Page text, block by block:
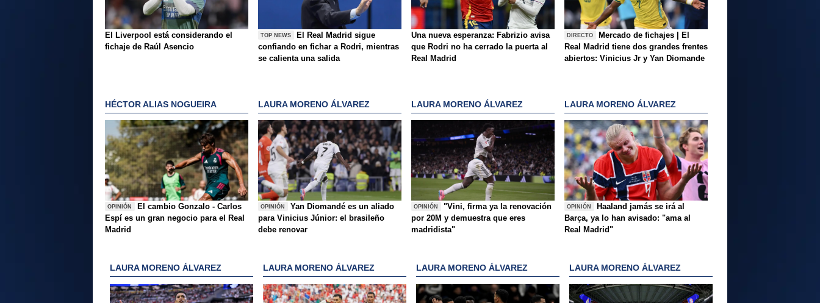
El Liverpool está considerando el
fichaje de Raúl Asencio
TOP NEWS
El Real Madrid sigue
confiando en fichar a Rodri, mientras
se calienta una salida
Una nueva esperanza: Fabrizio avisa
que Rodri no ha cerrado la puerta al
Real Madrid
DIRECTO
Mercado de fichajes | El
Real Madrid tiene dos grandes frentes
abiertos: Vinicius Jr y Yan Diomande
HÉCTOR ALIAS NOGUEIRA
OPINIÓN
El cambio Gonzalo - Carlos
Espí es un gran negocio para el Real
Madrid
LAURA MORENO ÁLVAREZ
OPINIÓN
Yan Diomandé es un aliado
para Vinicius Júnior: el brasileño
debe renovar
LAURA MORENO ÁLVAREZ
OPINIÓN
"Vini, firma ya la renovación
por 20M y demuestra que eres
madridista"
LAURA MORENO ÁLVAREZ
OPINIÓN
Haaland jamás se irá al
Barça, ya lo han avisado: "ama al
Real Madrid"
LAURA MORENO ÁLVAREZ LAURA MORENO ÁLVAREZ LAURA MORENO ÁLVAREZ LAURA MORENO ÁLVAREZ